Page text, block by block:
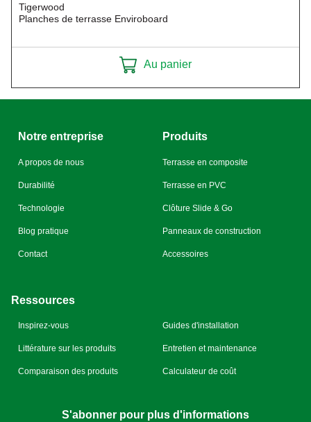
Tigerwood
Planches de terrasse Enviroboard
Au panier
Notre entreprise
A propos de nous
Durabilité
Technologie
Blog pratique
Contact
Produits
Terrasse en composite
Terrasse en PVC
Clôture Slide & Go
Panneaux de construction
Accessoires
Ressources
Inspirez-vous
Littérature sur les produits
Comparaison des produits
Guides d'installation
Entretien et maintenance
Calculateur de coût
S'abonner pour plus d'informations